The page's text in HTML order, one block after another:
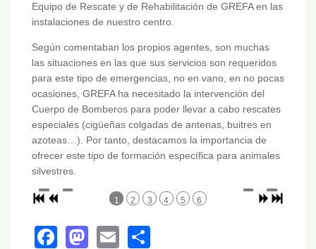
Equipo de Rescate y de Rehabilitación de GREFA en las
instalaciones de nuestro centro.
Según comentaban los propios agentes, son muchas
las situaciones en las que sus servicios son requeridos
para este tipo de emergencias, no en vano, en no pocas
ocasiones, GREFA ha necesitado la intervención del
Cuerpo de Bomberos para poder llevar a cabo rescates
especiales (cigüeñas colgadas de antenas, buitres en
azoteas…). Por tanto, destacamos la importancia de
ofrecer este tipo de formación específica para animales
silvestres.
1 2 3 4 5 6
Facebook
Mastodon
Email